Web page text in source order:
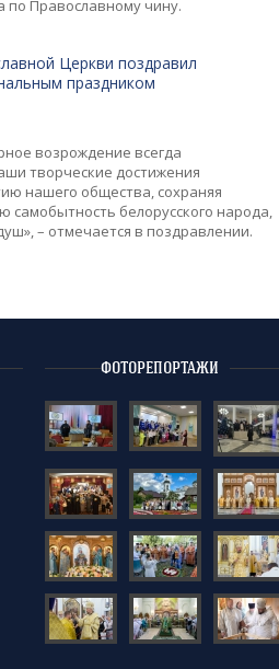
по Православному чину.
Церкви поздравил
праздником
возрождение всегда
творческие достижения
нашего общества, сохраняя
самобытность белорусского народа,
– отмечается в поздравлении.
ФОТОРЕПОРТАЖИ